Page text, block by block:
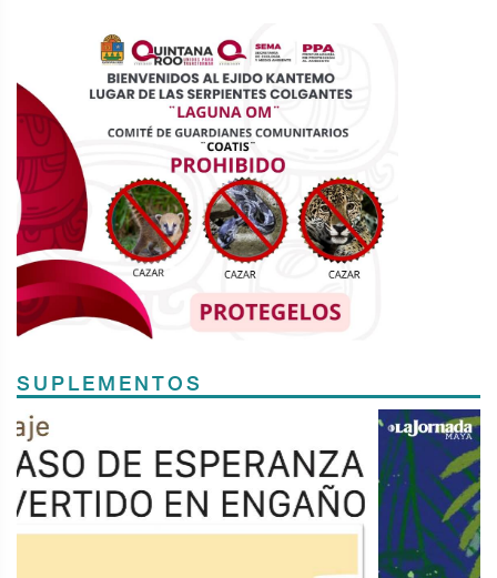
SUPLEMENTOS